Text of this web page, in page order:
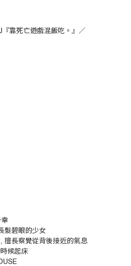
靠死亡遊戲混飯吃。』／
幸
髮碧眼的少女
擅長察覺從背後接近的氣息
候起床